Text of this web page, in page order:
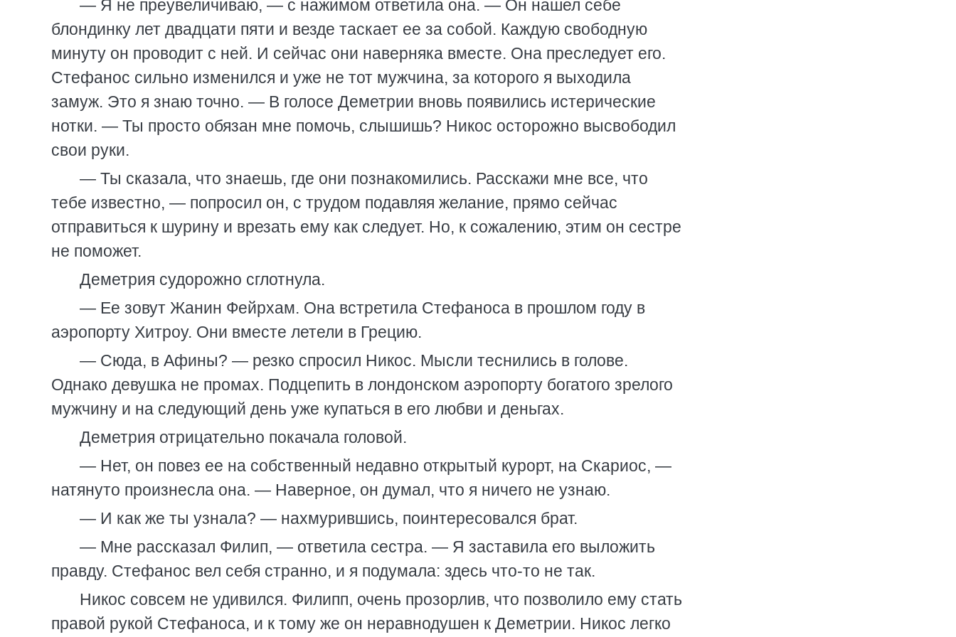
— Я не преувеличиваю, — с нажимом ответила она. — Он нашел себе
блондинку лет двадцати пяти и везде таскает ее за собой. Каждую свободную
минуту он проводит с ней. И сейчас они наверняка вместе. Она преследует его.
Стефанос сильно изменился и уже не тот мужчина, за которого я выходила
замуж. Это я знаю точно. — В голосе Деметрии вновь появились истерические
нотки. — Ты просто обязан мне помочь, слышишь? Никос осторожно высвободил
свои руки.
— Ты сказала, что знаешь, где они познакомились. Расскажи мне все, что
тебе известно, — попросил он, с трудом подавляя желание, прямо сейчас
отправиться к шурину и врезать ему как следует. Но, к сожалению, этим он сестре
не поможет.
Деметрия судорожно сглотнула.
— Ее зовут Жанин Фейрхам. Она встретила Стефаноса в прошлом году в
аэропорту Хитроу. Они вместе летели в Грецию.
— Сюда, в Афины? — резко спросил Никос. Мысли теснились в голове.
Однако девушка не промах. Подцепить в лондонском аэропорту богатого зрелого
мужчину и на следующий день уже купаться в его любви и деньгах.
Деметрия отрицательно покачала головой.
— Нет, он повез ее на собственный недавно открытый курорт, на Скариос, —
натянуто произнесла она. — Наверное, он думал, что я ничего не узнаю.
— И как же ты узнала? — нахмурившись, поинтересовался брат.
— Мне рассказал Филип, — ответила сестра. — Я заставила его выложить
правду. Стефанос вел себя странно, и я подумала: здесь что-то не так.
Никос совсем не удивился. Филипп, очень прозорлив, что позволило ему стать
правой рукой Стефаноса, и к тому же он неравнодушен к Деметрии. Никос легко